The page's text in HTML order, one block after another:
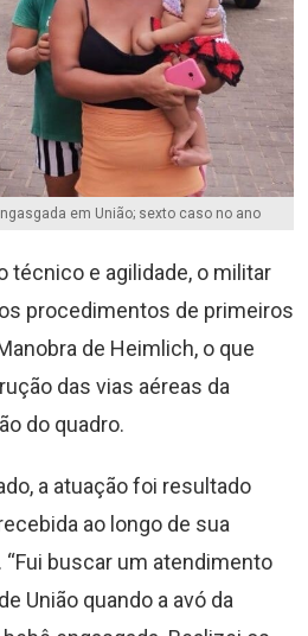
em União; sexto caso no ano
técnico e agilidade, o militar
procedimentos de primeiros
de Heimlich, o que
das vias aéreas da
do quadro.
a atuação foi resultado
ao longo de sua
buscar um atendimento
União quando a avó da